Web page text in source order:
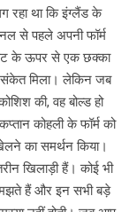
था कि इंग्लैंड के
से पहले अपनी फॉर्म
के ऊपर से एक छक्का
मिला। लेकिन जब
की, वह बोल्ड हो
कोहली के फॉर्म को
का समर्थन किया।
खिलाड़ी हैं। कोई भी
हैं और इन सभी बड़े